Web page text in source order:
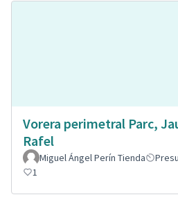
Vorera perimetral Parc,
Rafel
Miguel Ángel Perín Tienda
1